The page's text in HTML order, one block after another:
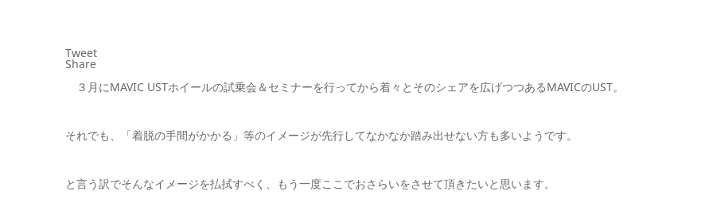
Tweet
Share
３月にMAVIC USTホイールの試乗会＆セミナーを行ってから着々とそのシェアを広げつつあるMAVICのUST。
それでも、「着脱の手間がかかる」等のイメージが先行してなかなか踏み出せない方も多いようです。
と言う訳でそんなイメージを払拭すべく、もう一度ここでおさらいをさせて頂きたいと思います。